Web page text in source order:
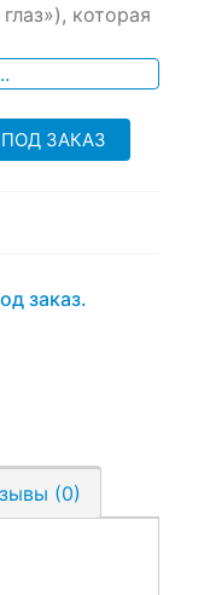
которая
ЗАКАЗ
заказ.
(0)